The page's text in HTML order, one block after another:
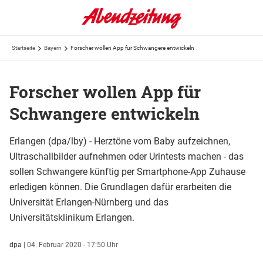
Startseite Bayern Forscher wollen App für Schwangere entwickeln
Forscher wollen App für
Schwangere entwickeln
Erlangen (dpa/lby) - Herztöne vom Baby aufzeichnen,
Ultraschallbilder aufnehmen oder Urintests machen - das
sollen Schwangere künftig per Smartphone-App Zuhause
erledigen können. Die Grundlagen dafür erarbeiten die
Universität Erlangen-Nürnberg und das
Universitätsklinikum Erlangen.
dpa | 04. Februar 2020 - 17:50 Uhr